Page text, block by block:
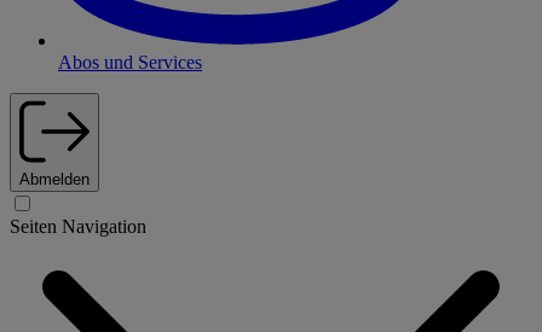
Abos und Services
Abmelden
Seiten Navigation